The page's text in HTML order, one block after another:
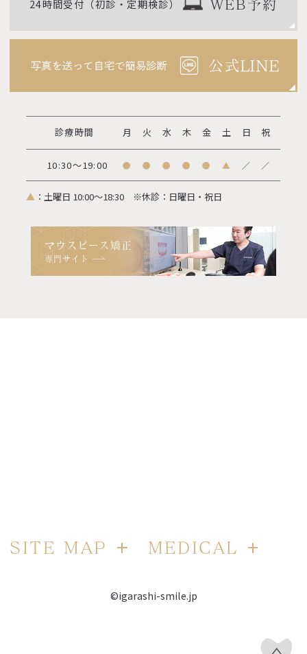
24時間受付（初診・定期検診） WEB予約
診療時間 月 火 水 木 金 土 日 祝
10:30～19:00 ● ● ● ● ● ▲ ／ ／
▲ ：土曜日 10:00～18:30 ※休診：日曜日・祝日
マウスピース矯正
専門サイト
SITE MAP MEDICAL
©igarashi-smile.jp